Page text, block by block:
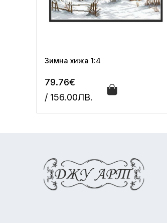
Зимна хижа 1:4
79.76€
/ 156.00ЛВ.